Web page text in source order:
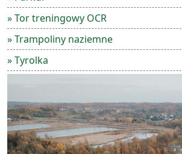
» Tor treningowy OCR
» Trampoliny naziemne
» Tyrolka